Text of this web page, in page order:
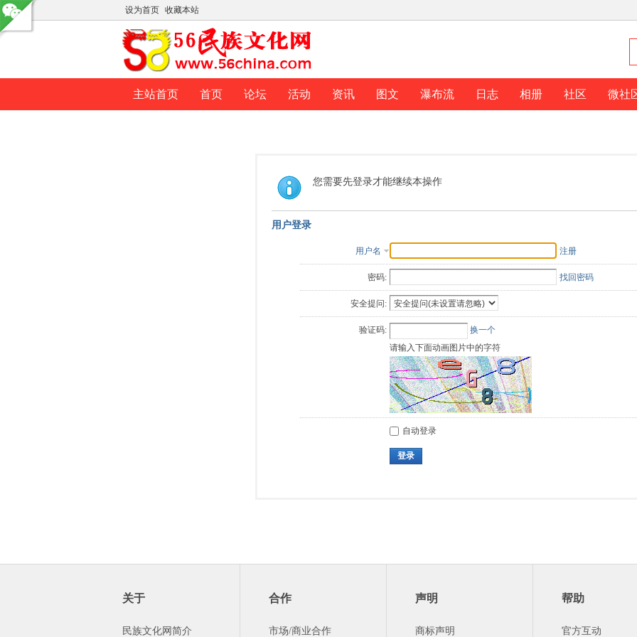
设为首页 收藏本站
主站首页 首页 论坛 活动 资讯 图文 瀑布流 日志 相册 社区 微社
您需要先登录才能继续本操作
用户登录
用户名 注册
密码: 找回密码
安全提问:
验证码:
换一个
请输入下面动画图片中的字符
自动登录
登录
关于
民族文化网简介
合作
市场/商业合作
声明
商标声明
帮助
官方互动